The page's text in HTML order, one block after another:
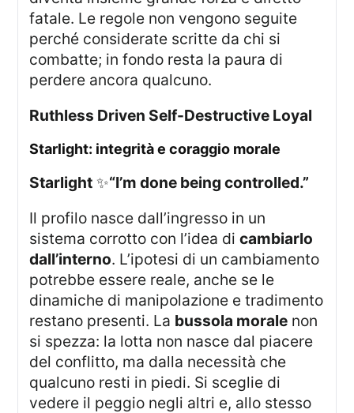
fatale. Le regole non vengono seguite
perché considerate scritte da chi si
combatte; in fondo resta la paura di
perdere ancora qualcuno.
Ruthless Driven Self-Destructive Loyal
starlight: integrità e coraggio morale
Starlight ✨“I’m done being controlled.”
Il profilo nasce dall’ingresso in un
sistema corrotto con l’idea dicambiarlo
dall’interno. L’ipotesi di un cambiamento
potrebbe essere reale, anche se le
dinamiche di manipolazione e tradimento
restano presenti. La bussola morale non
si spezza: la lotta non nasce dal piacere
del conflitto, ma dalla necessità che
qualcuno resti in piedi. Si sceglie di
vedere il peggio negli altri e, allo stesso